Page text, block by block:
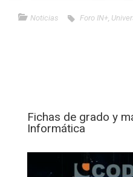
Noticias Foro IN+
Fichas de grado y
Informática